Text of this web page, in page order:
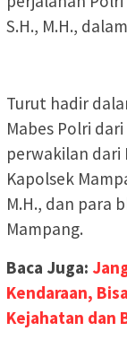
S.H., M.H.,
Turut hadir
Mabes Polri
perwakilan dari
Kapolsek
M.H., dan para
Mampang.
Baca Juga:
Kendaraan,
Kejahatan dan